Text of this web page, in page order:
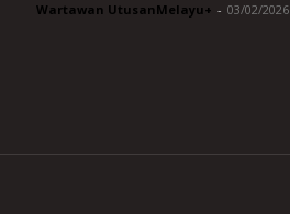
Wartawan UtusanMelayu+ - 03/02/2026